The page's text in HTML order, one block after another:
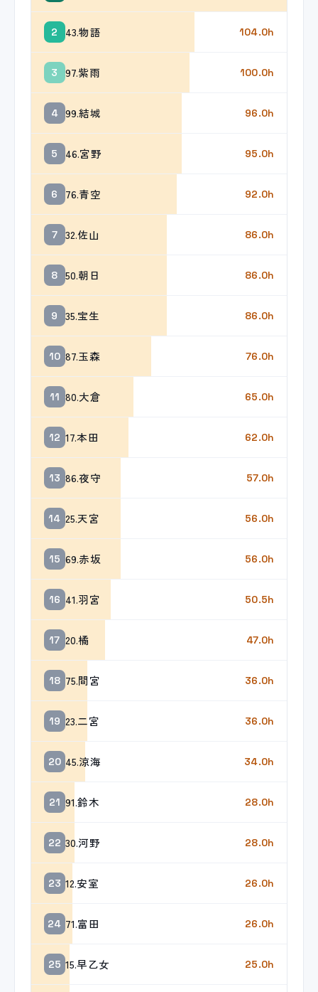
2 43.物語 104.0h
3 97.紫雨 100.0h
4 99.結城 96.0h
5 46.宮野 95.0h
6 76.青空 92.0h
7 32.佐山 86.0h
8 50.朝日 86.0h
9 35.宝生 86.0h
10 87.玉森 76.0h
11 80.大倉 65.0h
12 17.本田 62.0h
13 86.夜守 57.0h
14 25.天宮 56.0h
15 69.赤坂 56.0h
16 41.羽宮 50.5h
17 20.橘 47.0h
18 75.間宮 36.0h
19 23.二宮 36.0h
20 45.涼海 34.0h
21 91.鈴木 28.0h
22 30.河野 28.0h
23 12.安室 26.0h
24 71.富田 26.0h
25 15.早乙女 25.0h